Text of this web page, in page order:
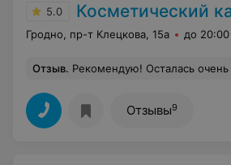
5.0 Косметический
Гродно, пр-т Клецкова, 15а до 20:00
Отзыв. Рекомендую! Осталась очень довольна. Запишусь
Отзывы9